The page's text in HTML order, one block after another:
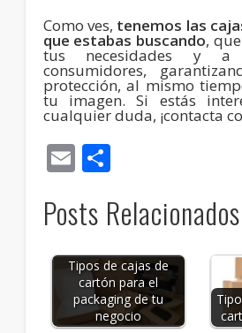
Como ves, tenemos las
que estabas buscando,
tus necesidades y
consumidores,
protección, al mismo
tu imagen. Si estás
cualquier duda, ¡contacta
EmailCompartir
Posts
Tipos de cajas de
cartón para el
packaging de tu
negocio